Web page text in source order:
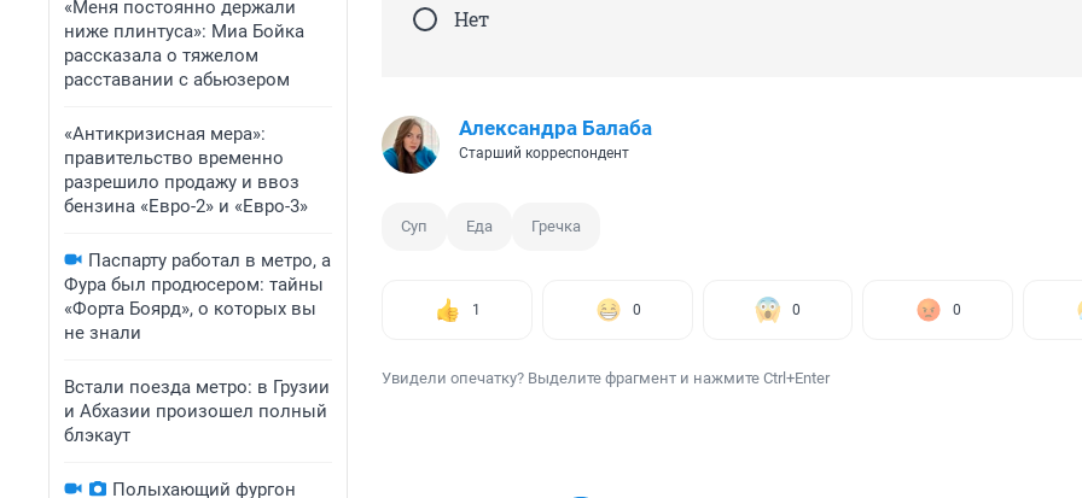
«Меня постоянно держали
ниже плинтуса»: Миа Бойка
рассказала о тяжелом
расставании с абьюзером
«Антикризисная мера»:
правительство временно
разрешило продажу и ввоз
бензина «Евро-2» и «Евро-3»
Паспарту работал в метро, а
Фура был продюсером: тайны
«Форта Боярд», о которых вы
не знали
Встали поезда метро: в Грузии
и Абхазии произошел полный
блэкаут
Полыхающий фургон
Нет
Александра Балаба
Старший корреспондент
Суп Еда Гречка
1 0 0 0
Увидели опечатку? Выделите фрагмент и нажмите Ctrl+Enter